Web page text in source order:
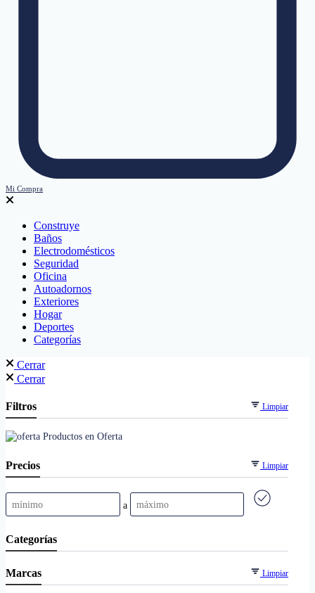
Mi Compra
Construye
Baños
Electrodomésticos
Seguridad
Oficina
Autoadornos
Exteriores
Hogar
Deportes
Categorías
Cerrar
Cerrar
Filtros Limpiar
Productos en Oferta
Precios Limpiar
a
Categorías
Marcas Limpiar